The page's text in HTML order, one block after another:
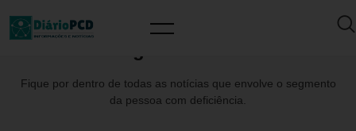
Fique por dentro de todas as notícias que envolve o segmento
da pessoa com deficiência.